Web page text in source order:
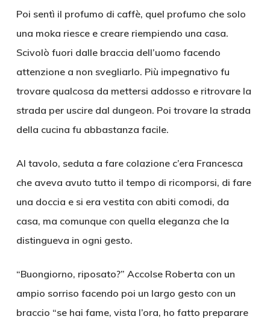
Poi sentì il profumo di caffè, quel profumo che solo
una moka riesce e creare riempiendo una casa.
Scivolò fuori dalle braccia dell’uomo facendo
attenzione a non svegliarlo. Più impegnativo fu
trovare qualcosa da mettersi addosso e ritrovare la
strada per uscire dal dungeon. Poi trovare la strada
della cucina fu abbastanza facile.
Al tavolo, seduta a fare colazione c’era Francesca
che aveva avuto tutto il tempo di ricomporsi, di fare
una doccia e si era vestita con abiti comodi, da
casa, ma comunque con quella eleganza che la
distingueva in ogni gesto.
“Buongiorno, riposato?” Accolse Roberta con un
ampio sorriso facendo poi un largo gesto con un
braccio “se hai fame, vista l’ora, ho fatto preparare